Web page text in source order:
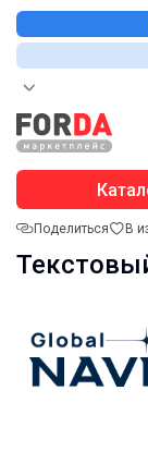
Поделиться В